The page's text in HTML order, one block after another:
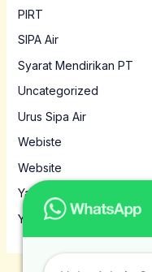
PIRT
SIPA Air
Syarat Mendirikan PT
Uncategorized
Urus Sipa Air
Webiste
Website
Yayasan
Yayasan MBG